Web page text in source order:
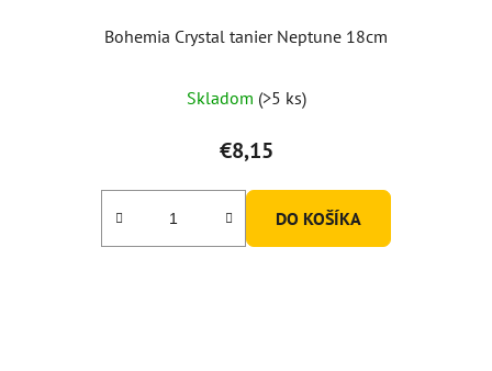
Bohemia Crystal tanier Neptune 18cm
hodnotenie
produktu
je
5,0
Skladom (>5 ks)
€8,15
DO KOŠÍKA